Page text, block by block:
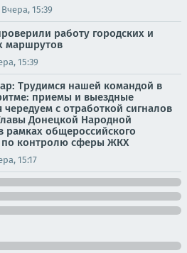
Вчера, 15:39
работу городских и
маршрутов
15:39
Трудимся нашей командой в
приемы и выездные
с отработкой сигналов
Донецкой Народной
рамках общероссийского
по контролю сферы ЖКХ
15:17